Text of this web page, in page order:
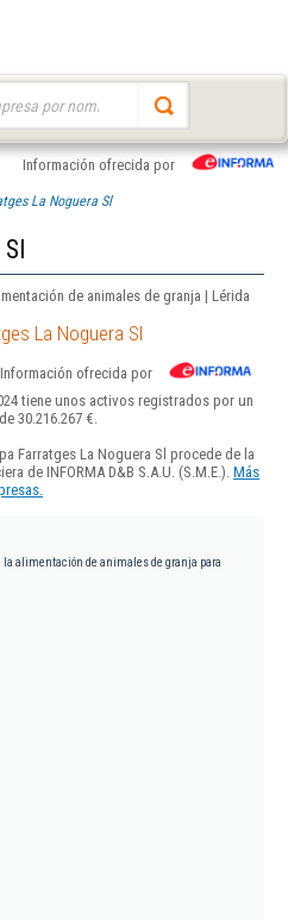
Información ofrecida por
La Noguera Sl
de animales de granja | Lérida
La Noguera Sl
Información ofrecida por
tiene unos activos registrados por un
30.216.267 €.
Farratges La Noguera Sl procede de la
de INFORMA D&B S.A.U. (S.M.E.). Más
la alimentación de animales de granja para